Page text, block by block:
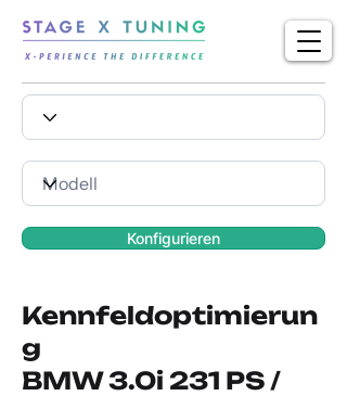
Konfigurieren
Kennfeldoptimierun
g
BMW 3.0i 231 PS /